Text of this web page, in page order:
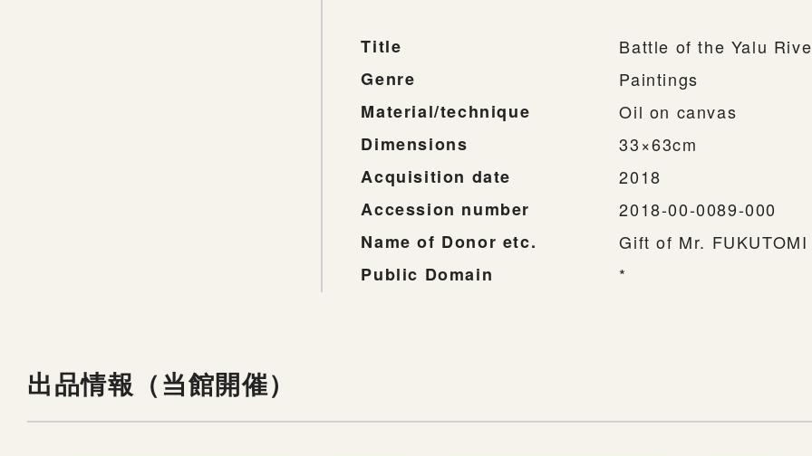
Title
Battle of the Yalu
Genre
Paintings
Material/technique
Oil on canvas
Dimensions
33×63cm
Acquisition date
2018
Accession number
2018-00-0089-000
Name of Donor etc.
Gift of Mr.
Public Domain
*
出品情報（当館開催）